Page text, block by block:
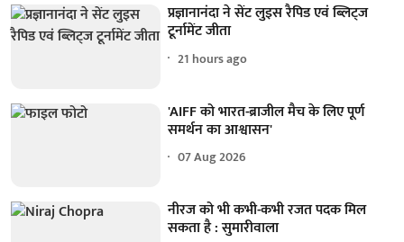
प्रज्ञानानंदा ने सेंट लुइस रैपिड एवं ब्लिट्ज
टूर्नामेंट जीता
21 hours ago
'AIFF को भारत-ब्राजील मैच के लिए पूर्ण
समर्थन का आश्वासन'
07 Aug 2026
नीरज को भी कभी-कभी रजत पदक मिल
सकता है : सुमारीवाला